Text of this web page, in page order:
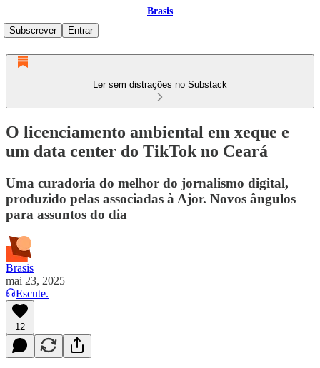
Brasis
Subscrever
Entrar
Ler sem distrações no Substack
O licenciamento ambiental em xeque e
um data center do TikTok no Ceará
Uma curadoria do melhor do jornalismo digital,
produzido pelas associadas à Ajor. Novos ângulos
para assuntos do dia
Brasis
mai 23, 2025
Escute.
12